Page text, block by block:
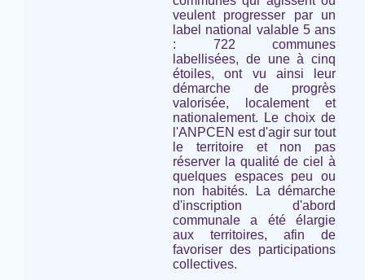
veulent progresser par un
label national valable 5 ans
: 722 communes
labellisées, de une à cinq
étoiles, ont vu ainsi leur
démarche de progrès
valorisée, localement et
nationalement. Le choix de
l'ANPCEN est d'agir sur tout
le territoire et non pas
réserver la qualité de ciel à
quelques espaces peu ou
non habités. La démarche
d'inscription d'abord
communale a été élargie
aux territoires, afin de
favoriser des participations
collectives.